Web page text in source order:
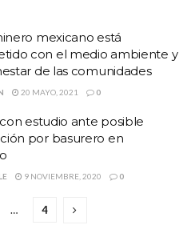
mexicano está
con el medio ambiente y
de las comunidades
20 MAYO, 2021 0
estudio ante posible
por basurero en
9 NOVIEMBRE, 2020 0
… 4